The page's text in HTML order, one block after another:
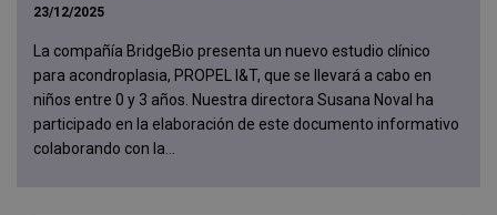
23/12/2025
La compañía BridgeBio presenta un nuevo estudio clínico
para acondroplasia, PROPEL I&T, que se llevará a cabo en
niños entre 0 y 3 años. Nuestra directora Susana Noval ha
participado en la elaboración de este documento informativo
colaborando con la...